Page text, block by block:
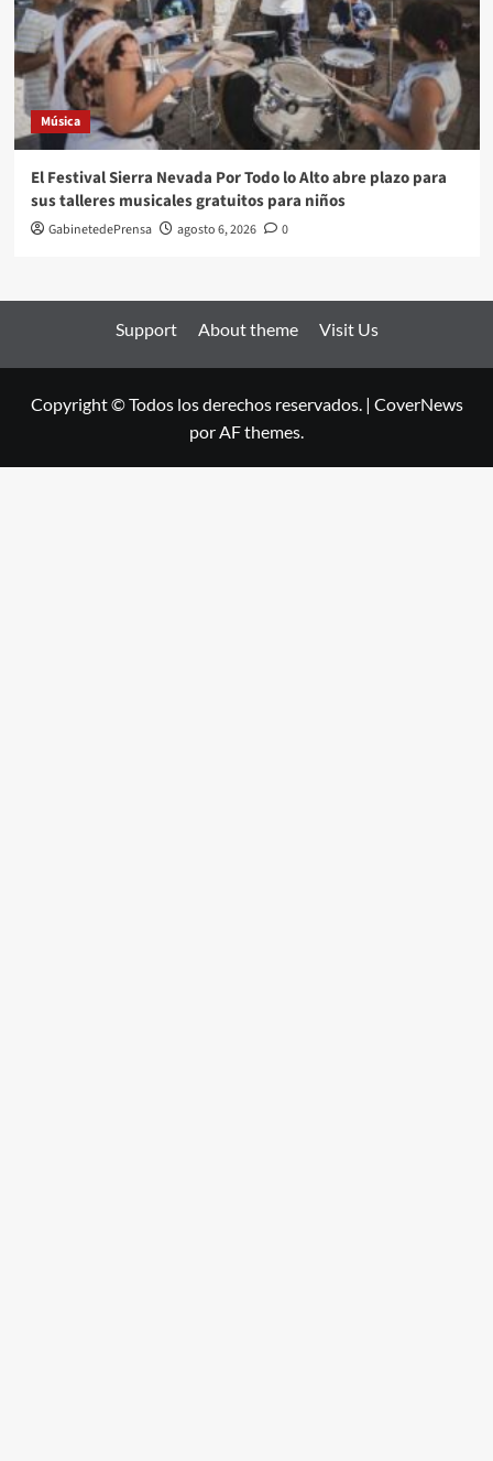
Música
El Festival Sierra Nevada Por Todo lo Alto abre plazo para
sus talleres musicales gratuitos para niños
GabinetedePrensa agosto 6, 2026 0
Support About theme Visit Us
Copyright © Todos los derechos reservados. | CoverNews
por AF themes.